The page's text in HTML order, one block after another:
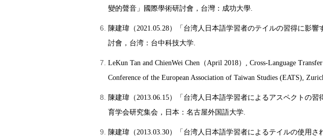
變的聲音」國際學術研討會，台灣：成功大學.
陳建瑋（2021.05.28）「台湾人日本語学習者のテイルの習得に影
討會，台湾：台中科技大学.
LeKun Tan and ChienWei Chen（April 2018）, Cross-Language
Conference of the European Association of Taiwan Studies (EATS),
陳建瑋（2013.06.15）「台湾人日本語学習者によるアスペクトの習
育学会研究集会，日本：名古屋外国語大学.
陳建瑋（2013.03.30）「台湾人日本語学習者によるテイルの使用さ